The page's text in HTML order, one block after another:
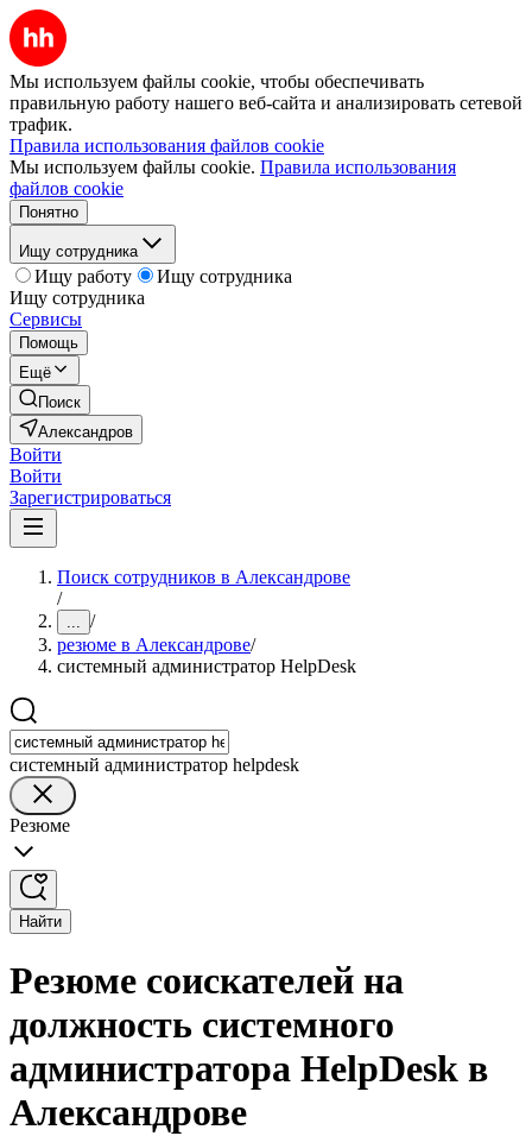
Мы используем файлы cookie, чтобы обеспечивать
правильную работу нашего веб-сайта и анализировать сетевой
трафик.
Правила использования файлов cookie
Мы используем файлы cookie. Правила использования
файлов cookie
Понятно
Ищу сотрудника
Ищу работу
Ищу сотрудника
Ищу сотрудника
Сервисы
Помощь
Ещё
Поиск
Александров
Войти
Войти
Зарегистрироваться
Поиск сотрудников в Александрове
/
... /
резюме в Александрове/
системный администратор HelpDesk
системный администратор helpdesk
Резюме
Найти
Резюме соискателей на
должность системного
администратора HelpDesk в
Александрове